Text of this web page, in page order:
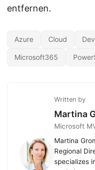
entfernen.
Azure Cloud
Microsoft365
Written by
Martina
Microsoft
Martina
Regional
specializes